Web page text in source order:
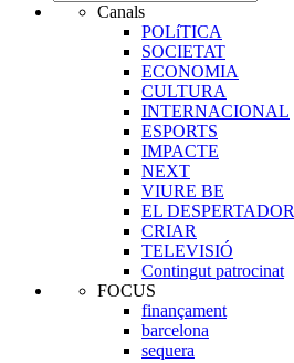
Canals
POLíTICA
SOCIETAT
ECONOMIA
CULTURA
INTERNACIONAL
ESPORTS
IMPACTE
NEXT
VIURE BE
EL DESPERTADOR
CRIAR
TELEVISIÓ
Contingut patrocinat
FOCUS
finançament
barcelona
sequera